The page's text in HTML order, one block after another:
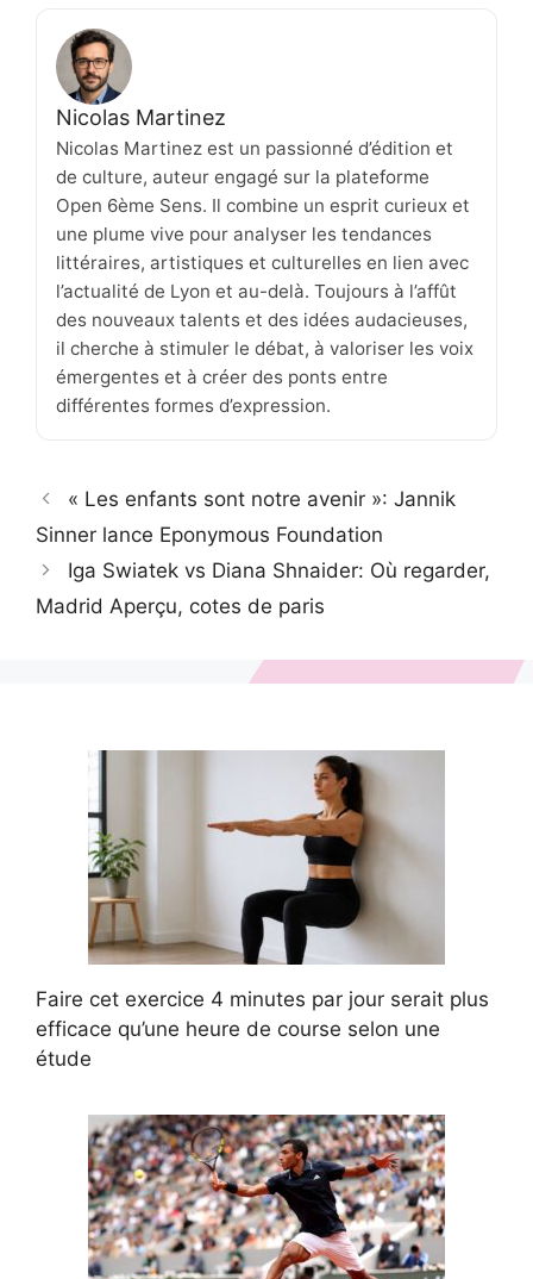
Nicolas Martinez
Nicolas Martinez est un passionné d’édition et
de culture, auteur engagé sur la plateforme
Open 6ème Sens. Il combine un esprit curieux et
une plume vive pour analyser les tendances
littéraires, artistiques et culturelles en lien avec
l’actualité de Lyon et au-delà. Toujours à l’affût
des nouveaux talents et des idées audacieuses,
il cherche à stimuler le débat, à valoriser les voix
émergentes et à créer des ponts entre
différentes formes d’expression.
« Les enfants sont notre avenir »: Jannik
Sinner lance Eponymous Foundation
Iga Swiatek vs Diana Shnaider: Où regarder,
Madrid Aperçu, cotes de paris
Faire cet exercice 4 minutes par jour serait plus
efficace qu’une heure de course selon une
étude